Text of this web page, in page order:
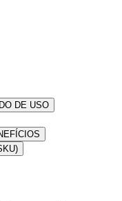
DE USO